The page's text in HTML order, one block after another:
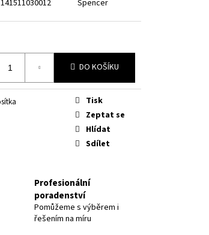
141511030012
Spencer
DO KOŠÍKU
Tisk
Zeptat se
Hlídat
Sdílet
Profesionální
poradenství
Pomůžeme s výběrem i
řešením na míru